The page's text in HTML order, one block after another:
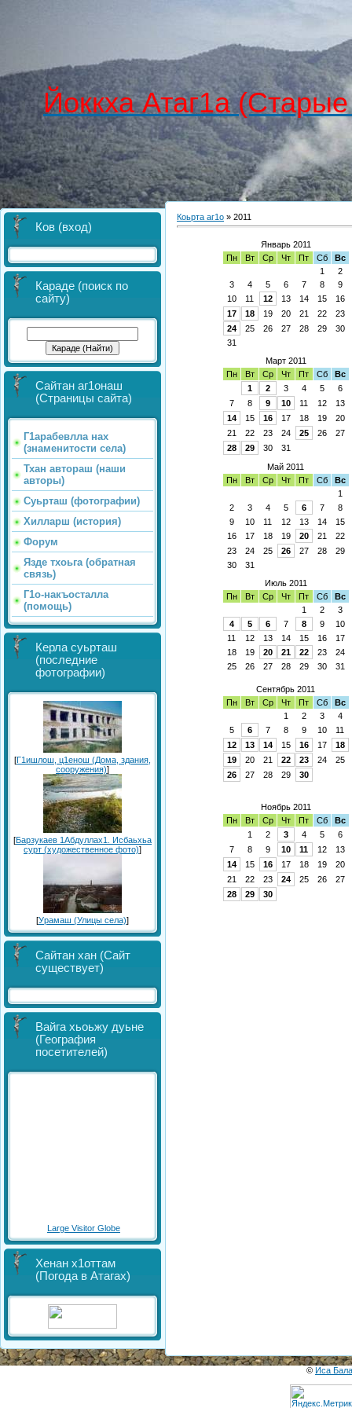
Йоккха Атаг1а
Ков (вход)
Караде (поиск по
сайту)
Сайтан аг1онаш
(Страницы сайта)
Г1арабевлла нах
(знаменитости села)
Тхан автораш (наши
авторы)
Суьрташ (фотографии)
Хилларш (история)
Форум
Язде тхоьга (обратная
связь)
Г1о-накъосталла
(помощь)
Керла суьрташ
(последние
фотографии)
[Г1ишлош, ц1енош (Дома, здания,
сооружения)]
[Барзукаев 1Абдуллах1. Исбаьхьа
сурт (художественное фото)]
[Урамаш (Улицы села)]
Сайтан хан (Сайт
существует)
Вайга хьоьжу дуьне
(География
посетителей)
Large Visitor Globe
Хенан х1оттам
(Погода в Атагах)
Коьрта аг1о » 2011
Январь 2011
Пн
Вт Ср Чт Пт Сб
Вс
1
2
3
4 5 6 7 8
9
10
11 12 13 14 15
16
17
18 19 20 21 22
23
24
25 26 27 28 29
30
31
Март 2011
Пн
Вт Ср Чт Пт Сб
Вс
1
2 3 4 5
6
7
8 9 10 11 12
13
14
15 16 17 18 19
20
21
22 23 24 25 26
27
28
29 30
31
Май 2011
Пн
Вт Ср Чт Пт Сб
Вс
1
2
3 4 5 6 7
8
9
10 11 12 13 14
15
16
17 18 19 20 21
22
23
24 25 26 27 28
29
30
31
Июль 2011
Пн
Вт Ср Чт Пт Сб
Вс
1
2
3
4
5 6 7 8 9
10
11
12 13 14 15 16
17
18
19 20 21 22 23
24
25
26 27 28 29 30 31
Сентябрь 2011
Пн
Вт Ср Чт Пт Сб
Вс
1
2 3
4
5
6 7 8 9 10
11
12
13 14 15 16 17
18
19
20 21 22 23 24
25
26
27 28 29 30
Ноябрь 2011
Пн
Вт Ср Чт Пт Сб
Вс
1
2 3 4 5
6
7
8 9 10 11 12
13
14
15 16 17 18 19
20
21
22 23 24 25 26
27
28
29 30
© Иса